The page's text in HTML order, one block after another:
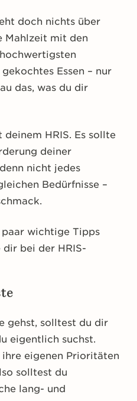
doch nichts über
Mahlzeit mit den
Essen – nur
das, was du dir
HRIS. Es sollte
deiner
nicht jedes
Bedürfnisse –
wichtige Tipps
bei der HRIS-
gehst, solltest du dir
eigentlich suchst.
eigenen Prioritäten
solltest du
lang- und